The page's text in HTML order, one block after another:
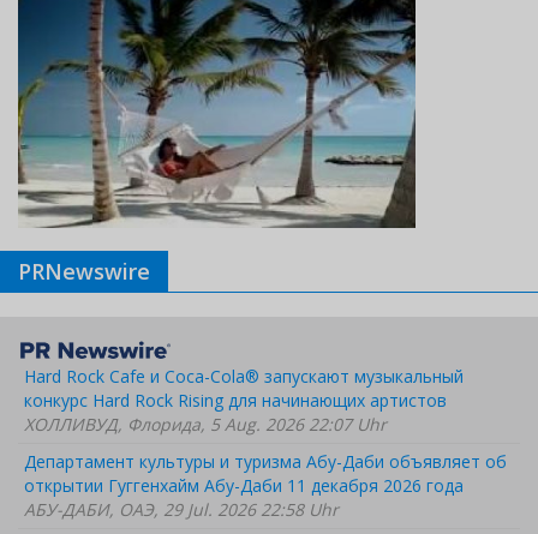
PRNewswire
Hard Rock Cafe и Coca-Cola® запускают музыкальный
конкурс Hard Rock Rising для начинающих артистов
ХОЛЛИВУД, Флорида, 5 Aug. 2026 22:07 Uhr
Департамент культуры и туризма Абу-Даби объявляет об
открытии Гуггенхайм Абу-Даби 11 декабря 2026 года
АБУ-ДАБИ, ОАЭ, 29 Jul. 2026 22:58 Uhr